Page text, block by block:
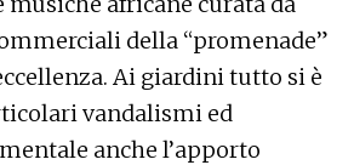
della “promenade”
Ai giardini tutto si è
vandalismi ed
anche l’apporto